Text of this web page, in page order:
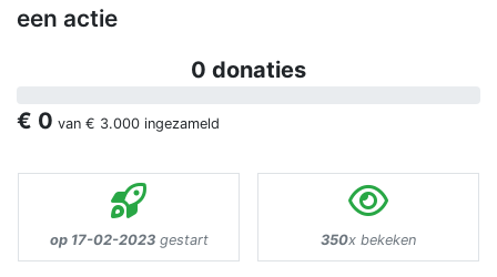
een actie
0 donaties
€ 0 van € 3.000 ingezameld
op 17-02-2023gestart 350x bekeken